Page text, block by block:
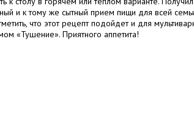
и к тому же сытный прием пищи для всей
что этот рецепт подойдет и для
«Тушение». Приятного аппетита!